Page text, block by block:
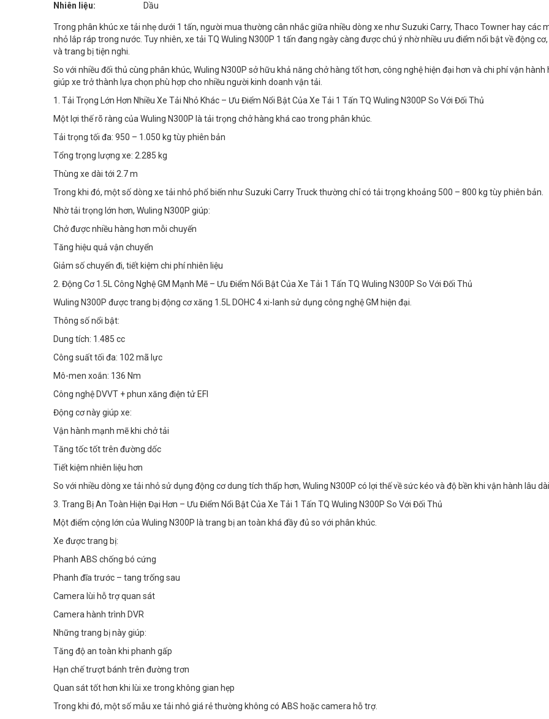
Nhiên liệu:
Dầu
Trong phân khúc xe tải nhẹ dưới 1 tấn, người mua thường cân nhắc giữa nhiều dòng xe như Suzuki Carry, Thaco Towner hay các
nhỏ lắp ráp trong nước. Tuy nhiên, xe tải TQ Wuling N300P 1 tấn đang ngày càng được chú ý nhờ nhiều ưu điểm nổi bật về động
và trang bị tiện nghi.
So với nhiều đối thủ cùng phân khúc, Wuling N300P sở hữu khả năng chở hàng tốt hơn, công nghệ hiện đại hơn và chi phí vận hành
giúp xe trở thành lựa chọn phù hợp cho nhiều người kinh doanh vận tải.
1. Tải Trọng Lớn Hơn Nhiều Xe Tải Nhỏ Khác – Ưu Điểm Nổi Bật Của Xe Tải 1 Tấn TQ Wuling N300P So Với Đối Thủ
Một lợi thế rõ ràng của Wuling N300P là tải trọng chở hàng khá cao trong phân khúc.
Tải trọng tối đa: 950 – 1.050 kg tùy phiên bản
Tổng trọng lượng xe: 2.285 kg
Thùng xe dài tới 2.7 m
Trong khi đó, một số dòng xe tải nhỏ phổ biến như Suzuki Carry Truck thường chỉ có tải trọng khoảng 500 – 800 kg tùy phiên bản.
Nhờ tải trọng lớn hơn, Wuling N300P giúp:
Chở được nhiều hàng hơn mỗi chuyến
Tăng hiệu quả vận chuyển
Giảm số chuyến đi, tiết kiệm chi phí nhiên liệu
2. Động Cơ 1.5L Công Nghệ GM Mạnh Mẽ – Ưu Điểm Nổi Bật Của Xe Tải 1 Tấn TQ Wuling N300P So Với Đối Thủ
Wuling N300P được trang bị động cơ xăng 1.5L DOHC 4 xi-lanh sử dụng công nghệ GM hiện đại.
Thông số nổi bật:
Dung tích: 1.485 cc
Công suất tối đa: 102 mã lực
Mô-men xoắn: 136 Nm
Công nghệ DVVT + phun xăng điện tử EFI
Động cơ này giúp xe:
Vận hành mạnh mẽ khi chở tải
Tăng tốc tốt trên đường dốc
Tiết kiệm nhiên liệu hơn
So với nhiều dòng xe tải nhỏ sử dụng động cơ dung tích thấp hơn, Wuling N300P có lợi thế về sức kéo và độ bền khi vận hành lâu
3. Trang Bị An Toàn Hiện Đại Hơn – Ưu Điểm Nổi Bật Của Xe Tải 1 Tấn TQ Wuling N300P So Với Đối Thủ
Một điểm cộng lớn của Wuling N300P là trang bị an toàn khá đầy đủ so với phân khúc.
Xe được trang bị:
Phanh ABS chống bó cứng
Phanh đĩa trước – tang trống sau
Camera lùi hỗ trợ quan sát
Camera hành trình DVR
Những trang bị này giúp:
Tăng độ an toàn khi phanh gấp
Hạn chế trượt bánh trên đường trơn
Quan sát tốt hơn khi lùi xe trong không gian hẹp
Trong khi đó, một số mẫu xe tải nhỏ giá rẻ thường không có ABS hoặc camera hỗ trợ.